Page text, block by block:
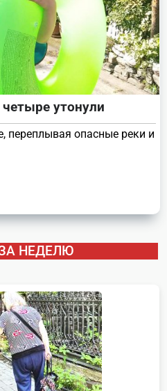
утонули
переплывая опасные реки и
НЕДЕЛЮ